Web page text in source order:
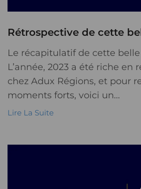
Rétrospective de cette
Le récapitulatif de cette belle
L’année, 2023 a été riche en
chez Adux Régions, et pour
moments forts, voici un...
Lire La Suite